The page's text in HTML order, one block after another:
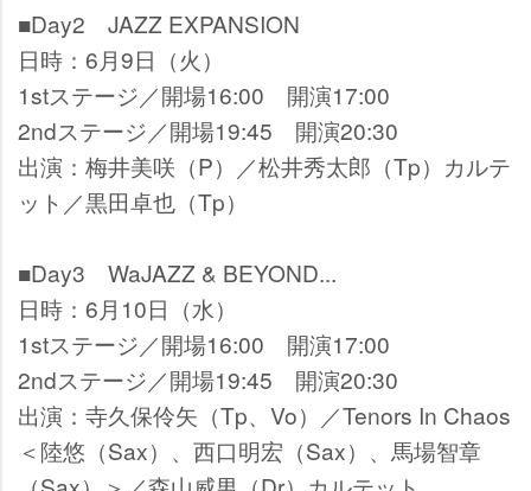
■Day2 JAZZ EXPANSION
日時：6月9日（火）
1stステージ／開場16:00 開演17:00
2ndステージ／開場19:45 開演20:30
出演：梅井美咲（P）／松井秀太郎（Tp）カルテ
ット／黒田卓也（Tp）
■Day3 WaJAZZ & BEYOND...
日時：6月10日（水）
1stステージ／開場16:00 開演17:00
2ndステージ／開場19:45 開演20:30
出演：寺久保伶矢（Tp、Vo）／Tenors In Chaos
＜陸悠（Sax）、西口明宏（Sax）、馬場智章